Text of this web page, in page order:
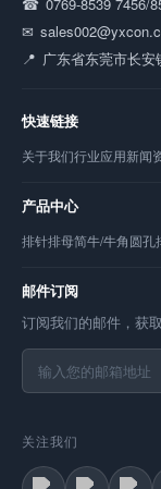
0769-8539 7456/
广东省东莞市长
快速链接
关于我们行业应用新闻
产品中心
排针排母简牛/牛角圆孔
邮件订阅
订阅我们的邮件，获
关注我们